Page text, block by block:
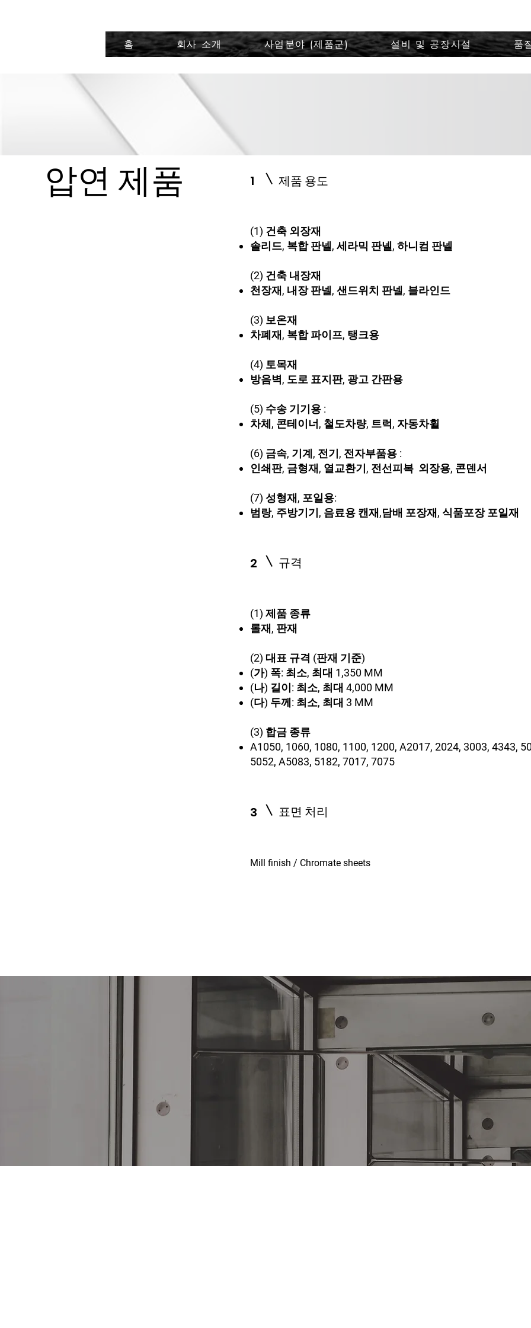
홈 회사 소개 사업분야 (제품군) 설비 및 공장시설 품
압연 제품 1 ​제품 용도
(1) 건축 외장재
솔리드, 복합 판넬, 세라믹 판넬, 하니컴 판넬
(2) 건축 내장재
천장재, 내장 판넬, 샌드위치 판넬, 블라인드
(3) 보온재
차폐재, 복합 파이프, 탱크용
(4) 토목재
방음벽, 도로 표지판, 광고 간판용
(5) 수송 기기용 :
차체, 콘테이너, 철도차량, 트럭, 자동차휠
(6) 금속, 기계, 전기, 전자부품용 :
인쇄판, 금형재, 열교환기, 전선피복 외장용, 콘덴서
(7) 성형재, 포일용:
범랑, 주방기기, 음료용 캔재,담배 포장재, 식품포장 포일재
2 규격
(1) 제품 종류
롤재, 판재
(2) 대표 규격 (판재 기준)
(가) 폭: 최소, 최대 1,350 MM
(나) 길이: 최소, 최대 4,000 MM
(다) 두께: 최소, 최대 3 MM
(3) 합금 종류
A1050, 1060, 1080, 1100, 1200, A2017, 2024, 3003, 4343,
5052, A5083, 5182, 7017, 7075
3 표면 처리
Mill finish / Chromate sheets